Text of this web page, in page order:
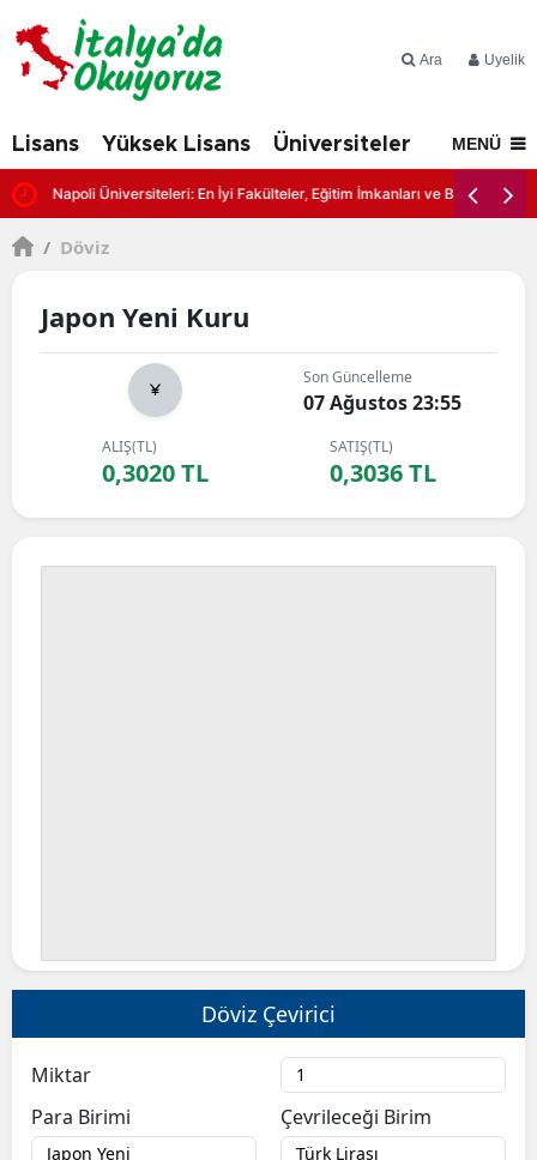
Ara Üyelik
Lisans Yüksek Lisans Üniversiteler İtalya'da
MENÜ
Napoli Üniversiteleri: En İyi Fakülteler, Eğitim İmkanları ve Başvuru
/ Döviz
Japon Yeni Kuru
Son Güncelleme
07 Ağustos 23:55
ALIŞ(TL)
0,3020 TL
SATIŞ(TL)
0,3036 TL
Döviz Çevirici
Miktar
Para Birimi
Çevrileceği Birim